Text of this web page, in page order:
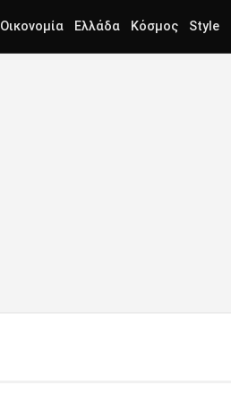
Οικονομία Ελλάδα Κόσμος Style